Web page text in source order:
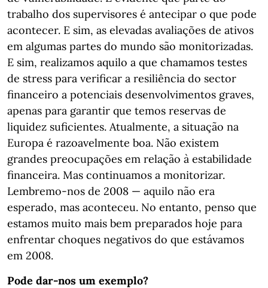
trabalho dos supervisores é antecipar o que pode
acontecer. E sim, as elevadas avaliações de ativos
em algumas partes do mundo são monitorizadas.
E sim, realizamos aquilo a que chamamos testes
de stress para verificar a resiliência do sector
financeiro a potenciais desenvolvimentos graves,
apenas para garantir que temos reservas de
liquidez suficientes. Atualmente, a situação na
Europa é razoavelmente boa. Não existem
grandes preocupações em relação à estabilidade
financeira. Mas continuamos a monitorizar.
Lembremo-nos de 2008 — aquilo não era
esperado, mas aconteceu. No entanto, penso que
estamos muito mais bem preparados hoje para
enfrentar choques negativos do que estávamos
em 2008.
Pode dar-nos um exemplo?